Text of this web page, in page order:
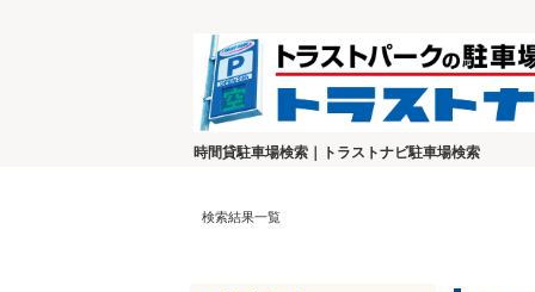
時間貸駐車場検索｜トラストナビ駐車場検索
検索結果一覧